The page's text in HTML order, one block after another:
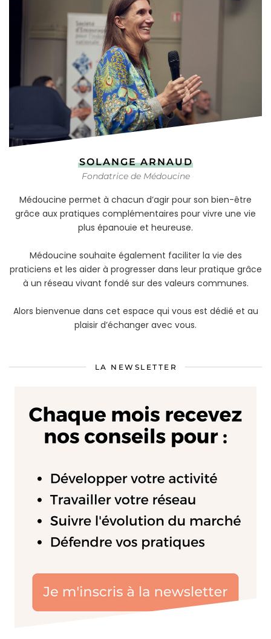
SOLANGE ARNAUD
Fondatrice de Médoucine
Médoucine permet à chacun d’agir pour son bien-être
grâce aux pratiques complémentaires pour vivre une vie
plus épanouie et heureuse.
Médoucine souhaite également faciliter la vie des
praticiens et les aider à progresser dans leur pratique grâce
à un réseau vivant fondé sur des valeurs communes.
Alors bienvenue dans cet espace qui vous est dédié et au
plaisir d’échanger avec vous.
LA NEWSLETTER